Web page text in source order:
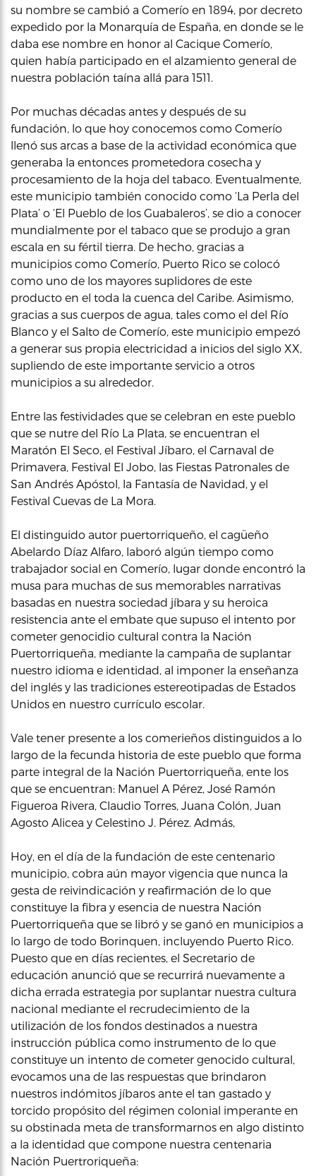
su nombre se cambió a Comerío en 1894, por decreto
expedido por la Monarquía de España, en donde se le
daba ese nombre en honor al Cacique Comerío,
quien había participado en el alzamiento general de
nuestra población taína allá para 1511.
Por muchas décadas antes y después de su
fundación, lo que hoy conocemos como Comerío
llenó sus arcas a base de la actividad económica que
generaba la entonces prometedora cosecha y
procesamiento de la hoja del tabaco. Eventualmente,
este municipio también conocido como ‘La Perla del
Plata’ o ‘El Pueblo de los Guabaleros’, se dio a conocer
mundialmente por el tabaco que se produjo a gran
escala en su fértil tierra. De hecho, gracias a
municipios como Comerío, Puerto Rico se colocó
como uno de los mayores suplidores de este
producto en el toda la cuenca del Caribe. Asimismo,
gracias a sus cuerpos de agua, tales como el del Río
Blanco y el Salto de Comerío, este municipio empezó
a generar sus propia electricidad a inicios del siglo XX,
supliendo de este importante servicio a otros
municipios a su alrededor.
Entre las festividades que se celebran en este pueblo
que se nutre del Río La Plata, se encuentran el
Maratón El Seco, el Festival Jíbaro, el Carnaval de
Primavera, Festival El Jobo, las Fiestas Patronales de
San Andrés Apóstol, la Fantasía de Navidad, y el
Festival Cuevas de La Mora.
El distinguido autor puertorriqueño, el cagüeño
Abelardo Díaz Alfaro, laboró algún tiempo como
trabajador social en Comerío, lugar donde encontró la
musa para muchas de sus memorables narrativas
basadas en nuestra sociedad jíbara y su heroica
resistencia ante el embate que supuso el intento por
cometer genocidio cultural contra la Nación
Puertorriqueña, mediante la campaña de suplantar
nuestro idioma e identidad, al imponer la enseñanza
del inglés y las tradiciones estereotipadas de Estados
Unidos en nuestro currículo escolar.
Vale tener presente a los comerieños distinguidos a lo
largo de la fecunda historia de este pueblo que forma
parte integral de la Nación Puertorriqueña, ente los
que se encuentran: Manuel A Pérez, José Ramón
Figueroa Rivera, Claudio Torres, Juana Colón, Juan
Agosto Alicea y Celestino J. Pérez. Admás,
Hoy, en el día de la fundación de este centenario
municipio, cobra aún mayor vigencia que nunca la
gesta de reivindicación y reafirmación de lo que
constituye la fibra y esencia de nuestra Nación
Puertorriqueña que se libró y se ganó en municipios a
lo largo de todo Borinquen, incluyendo Puerto Rico.
Puesto que en días recientes, el Secretario de
educación anunció que se recurrirá nuevamente a
dicha errada estrategia por suplantar nuestra cultura
nacional mediante el recrudecimiento de la
utilización de los fondos destinados a nuestra
instrucción pública como instrumento de lo que
constituye un intento de cometer genocido cultural,
evocamos una de las respuestas que brindaron
nuestros indómitos jíbaros ante el tan gastado y
torcido propósito del régimen colonial imperante en
su obstinada meta de transformarnos en algo distinto
a la identidad que compone nuestra centenaria
Nación Puertroriqueña: